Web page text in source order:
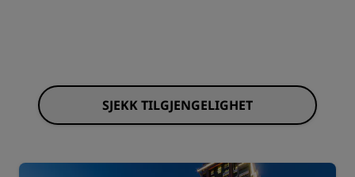
SJEKK TILGJENGELIGHET